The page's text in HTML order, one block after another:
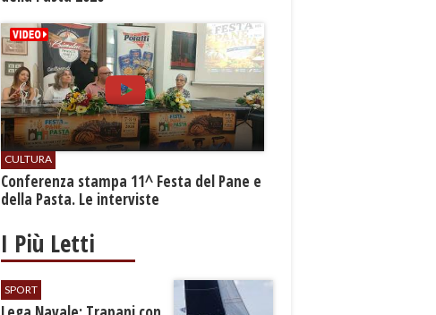
CULTURA
Conferenza stampa 11^ Festa del Pane e
della Pasta. Le interviste
I Più Letti
SPORT